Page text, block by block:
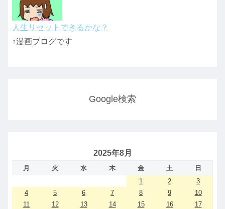
人生リセットできるかな？
↑漫画ブログです
Google検索
2025年8月
月 火 水 木 金 土
日
1
2
3
4
5 6 7 8 9
10
11
12 13 14 15 16
17